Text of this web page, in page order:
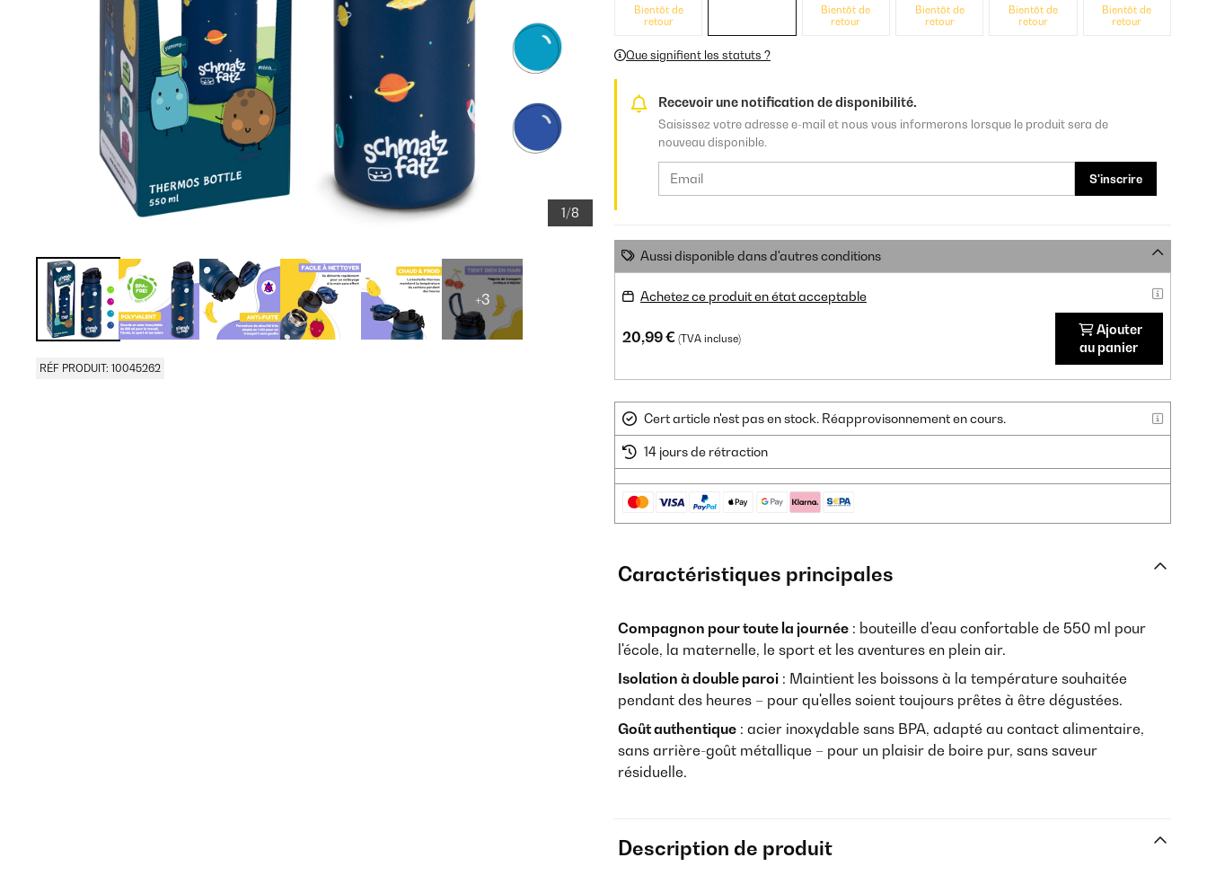
1/8
+3
RÉF PRODUIT: 10045262
Bientôt de
retour
Bientôt de
retour
Bientôt de
retour
Bientôt de
retour
Bientôt de
retour
Que signifient les statuts ?
Recevoir une notification de disponibilité.
Saisissez votre adresse e-mail et nous vous informerons lorsque le produit sera de
nouveau disponible.
S'inscrire
Aussi disponible dans d'autres conditions
Achetez ce produit en état acceptable
20,99 € (TVA incluse)
Ajouter
au panier
Cert article n'est pas en stock. Réapprovisonnement en cours.
14 jours de rétraction
Caractéristiques principales
Compagnon pour toute la journée : bouteille d'eau confortable de 550 ml pour
l'école, la maternelle, le sport et les aventures en plein air.
Isolation à double paroi : Maintient les boissons à la température souhaitée
pendant des heures – pour qu'elles soient toujours prêtes à être dégustées.
Goût authentique : acier inoxydable sans BPA, adapté au contact alimentaire,
sans arrière-goût métallique – pour un plaisir de boire pur, sans saveur
résiduelle.
Description de produit